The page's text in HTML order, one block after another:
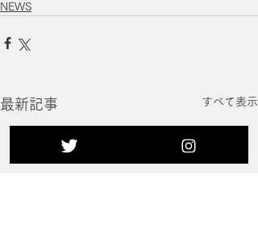
NEWS
最新記事 すべて表示